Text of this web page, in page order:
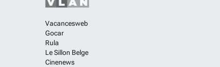
Vacancesweb
Gocar
Rula
Le Sillon Belge
Cinenews